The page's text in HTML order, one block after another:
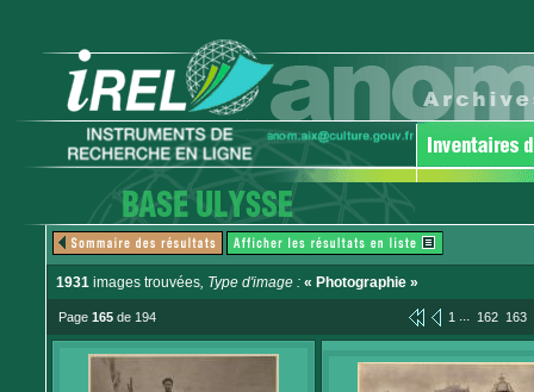
1931 images trouvées, Type d'image : « Photographie »
Page 165 de 194 1 ... 162 163